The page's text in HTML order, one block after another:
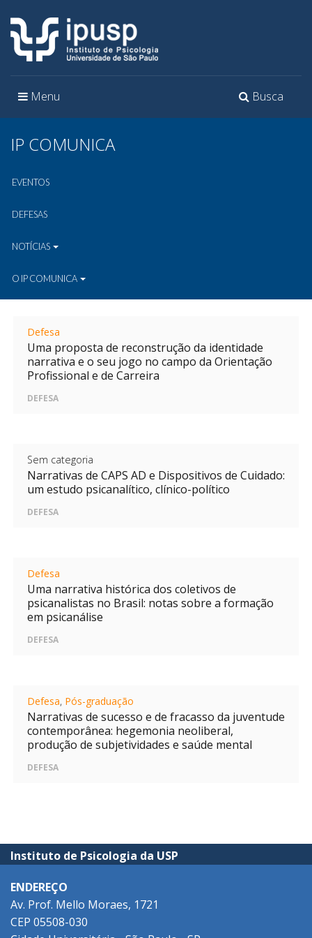
Toggle
Busca
Toggle
Menu
IP COMUNICA
EVENTOS
DEFESAS
NOTÍCIAS
O IP COMUNICA
Defesa
Uma proposta de reconstrução da identidade
narrativa e o seu jogo no campo da Orientação
Profissional e de Carreira
DEFESA
Sem categoria
Narrativas de CAPS AD e Dispositivos de Cuidado:
um estudo psicanalítico, clínico-político
DEFESA
Defesa
Uma narrativa histórica dos coletivos de
psicanalistas no Brasil: notas sobre a formação
em psicanálise
DEFESA
Defesa, Pós-graduação
Narrativas de sucesso e de fracasso da juventude
contemporânea: hegemonia neoliberal,
produção de subjetividades e saúde mental
DEFESA
Instituto de Psicologia da USP
ENDEREÇO
Av. Prof. Mello Moraes, 1721
CEP 05508-030